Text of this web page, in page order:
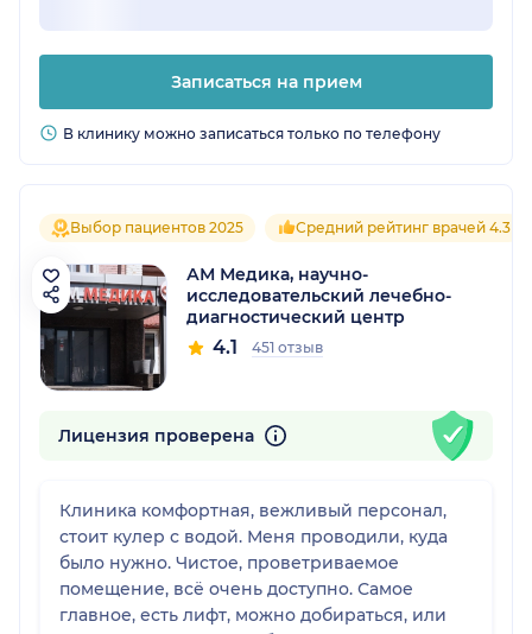
Записаться на прием
В клинику можно записаться только по телефону
Выбор пациентов 2025 Средний рейтинг врачей 4.3
АМ Медика, научно-
исследовательский лечебно-
диагностический центр
4.1 451 отзыв
Лицензия проверена
Клиника комфортная, вежливый персонал,
стоит кулер с водой. Меня проводили, куда
было нужно. Чистое, проветриваемое
помещение, всё очень доступно. Самое
главное, есть лифт, можно добираться, или